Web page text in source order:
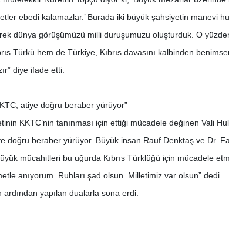
ebedi kalamazlar.’ Burada iki büyük şahsiyetin manevi
dünya görüşümüzü milli duruşumuzu oluşturduk. O
Türkü hem de Türkiye, Kıbrıs davasını kalbinden
diye ifade etti.
atiye doğru beraber yürüyor”
KKTC’nin tanınması için ettiği mücadele değinen Vali
doğru beraber yürüyor. Büyük insan Rauf Denktaş ve Dr.
mücahitleri bu uğurda Kıbrıs Türklüğü için mücadele
anıyorum. Ruhları şad olsun. Milletimiz var olsun” dedi.
yapılan dualarla sona erdi.